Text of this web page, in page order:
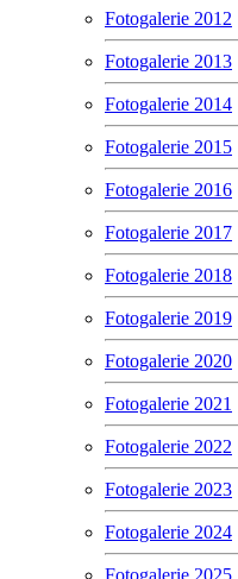
Fotogalerie 2012
Fotogalerie 2013
Fotogalerie 2014
Fotogalerie 2015
Fotogalerie 2016
Fotogalerie 2017
Fotogalerie 2018
Fotogalerie 2019
Fotogalerie 2020
Fotogalerie 2021
Fotogalerie 2022
Fotogalerie 2023
Fotogalerie 2024
Fotogalerie 2025